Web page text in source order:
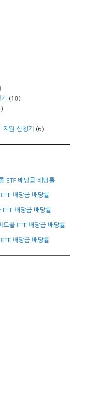
(10)
원 신청기
(6)
ETF 배당금 배당률
배당금 배당률
배당금 배당률
콜 ETF 배당금 배당률
배당금 배당률